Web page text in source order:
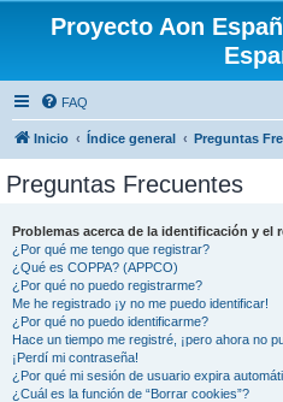
Proyecto Aon
FAQ
Inicio Índice general Preguntas
Preguntas Frecuentes
Problemas acerca de la identificación y el
¿Por qué me tengo que registrar?
¿Qué es COPPA? (APPCO)
¿Por qué no puedo registrarme?
Me he registrado ¡y no me puedo identificar!
¿Por qué no puedo identificarme?
Hace un tiempo me registré, ¡pero ahora no
¡Perdí mi contraseña!
¿Por qué mi sesión de usuario expira
¿Cuál es la función de “Borrar cookies”?